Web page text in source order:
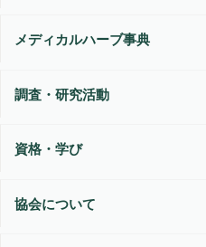
メディカルハーブ事典
調査・研究活動
資格・学び
協会について